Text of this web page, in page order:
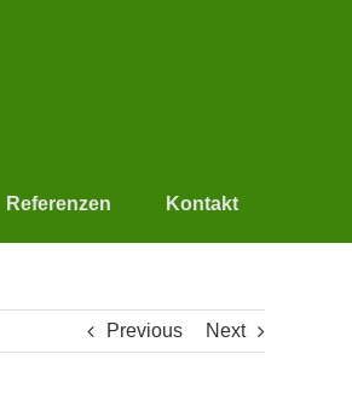
Referenzen Kontakt
Previous Next